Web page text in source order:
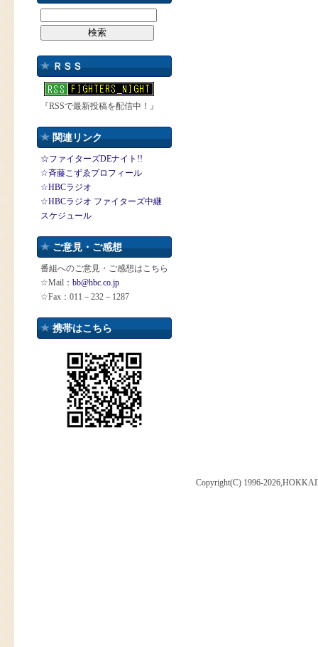
ＲＳＳ
『RSSで最新投稿を配信中！』
関連リンク
☆ファイターズDEナイト!!
☆斉藤こずゑプロフィール
☆HBCラジオ
☆HBCラジオ ファイターズ中継
スケジュール
ご意見・ご感想
番組へのご意見・ご感想はこちら
☆Mail： bb@hbc.co.jp
☆Fax：011－232－1287
携帯はこちら
Copyright(C) 1996-